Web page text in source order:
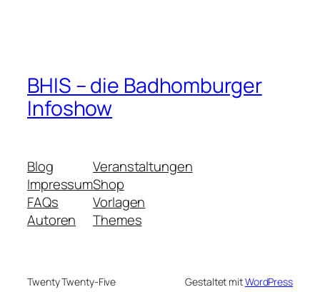
BHIS – die Badhomburger
Infoshow
Blog
Impressum
FAQs
Autoren
Veranstaltungen
Shop
Vorlagen
Themes
Twenty Twenty-Five Gestaltet mitWordPress